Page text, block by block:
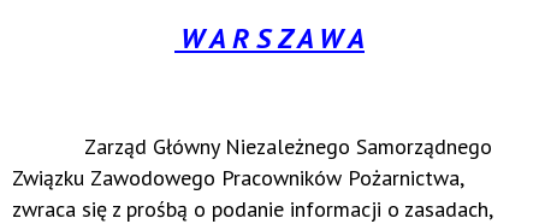
W A R S Z A W A
Zarząd Główny Niezależnego Samorządnego
Związku Zawodowego Pracowników Pożarnictwa,
zwraca się z prośbą o podanie informacji o zasadach,